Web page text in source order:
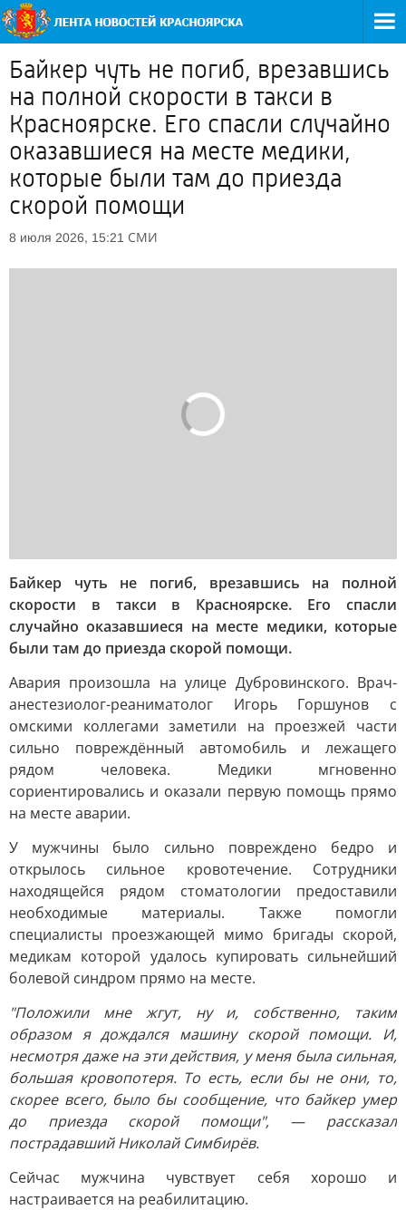
Байкер чуть не погиб, врезавшись
на полной скорости в такси в
Красноярске. Его спасли случайно
оказавшиеся на месте медики,
которые были там до приезда
скорой помощи
8 июля 2026, 15:21 СМИ
Байкер чуть не погиб, врезавшись на полной
скорости в такси в Красноярске. Его спасли
случайно оказавшиеся на месте медики, которые
были там до приезда скорой помощи.
Авария произошла на улице Дубровинского. Врач-
анестезиолог-реаниматолог Игорь Горшунов с
омскими коллегами заметили на проезжей части
сильно повреждённый автомобиль и лежащего
рядом человека. Медики мгновенно
сориентировались и оказали первую помощь прямо
на месте аварии.
У мужчины было сильно повреждено бедро и
открылось сильное кровотечение. Сотрудники
находящейся рядом стоматологии предоставили
необходимые материалы. Также помогли
специалисты проезжающей мимо бригады скорой,
медикам которой удалось купировать сильнейший
болевой синдром прямо на месте.
"Положили мне жгут, ну и, собственно, таким
образом я дождался машину скорой помощи. И,
несмотря даже на эти действия, у меня была сильная,
большая кровопотеря. То есть, если бы не они, то,
скорее всего, было бы сообщение, что байкер умер
до приезда скорой помощи", — рассказал
пострадавший Николай Симбирёв.
Сейчас мужчина чувствует себя хорошо и
настраивается на реабилитацию.